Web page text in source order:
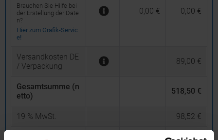
Brauchen Sie Hilfe bei
der Erstellung der Date
n?
Hier zum Grafik-Servic
e!
0,00 € 0,00 €
Versandkosten DE
/ Verpackung
89,00 €
Gesamtsumme (n
etto)
518,50 €
19 % MwSt. 98,52 €